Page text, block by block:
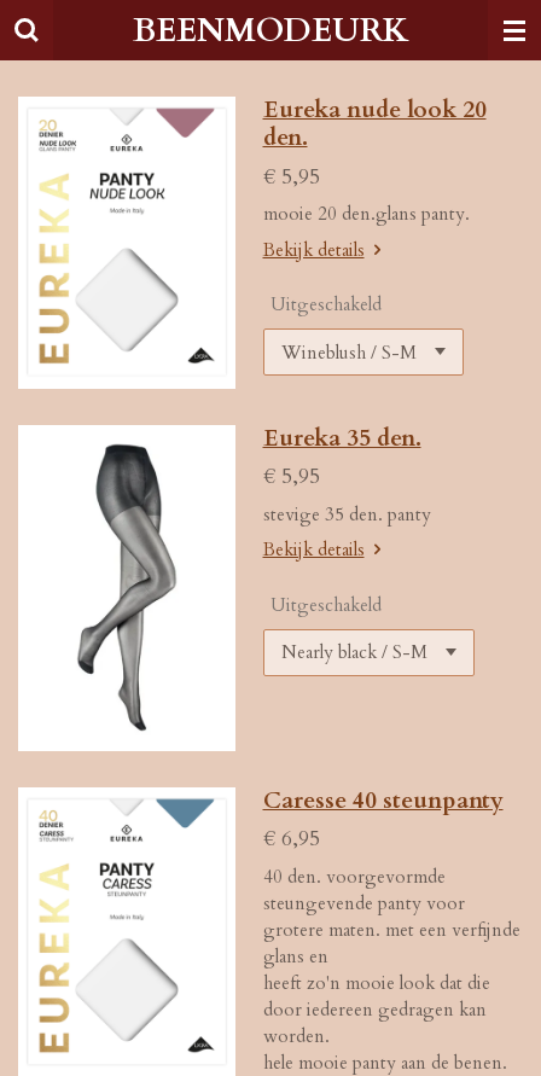
Ga
de
hoofdinhoud
BEENMODEURK
Eureka nude look 20
den.
€ 5,95
mooie 20 den.glans panty.
Bekijk details
Uitgeschakeld
Eureka 35 den.
€ 5,95
stevige 35 den. panty
Bekijk details
Uitgeschakeld
Caresse 40 steunpanty
€ 6,95
40 den. voorgevormde
steungevende panty voor
grotere maten. met een verfijnde
glans en
heeft zo'n mooie look dat die
door iedereen gedragen kan
worden.
hele mooie panty aan de benen.